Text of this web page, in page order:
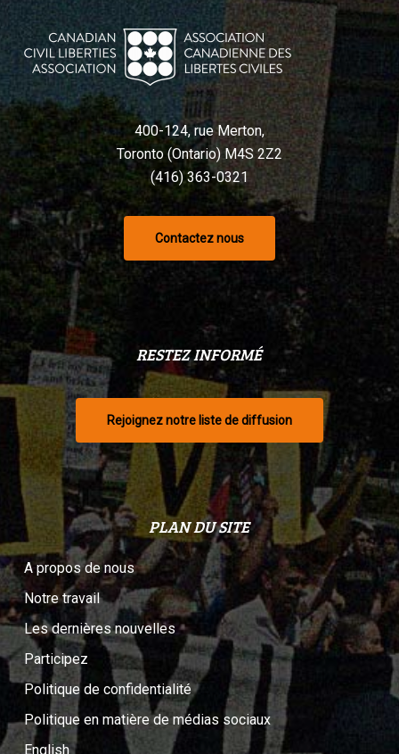
400-124, rue Merton,
Toronto (Ontario) M4S 2Z2
(416) 363-0321
Contactez nous
RESTEZ INFORMÉ
Rejoignez notre liste de diffusion
PLAN DU SITE
A propos de nous
Notre travail
Les dernières nouvelles
Participez
Politique de confidentialité
Politique en matière de médias sociaux
English